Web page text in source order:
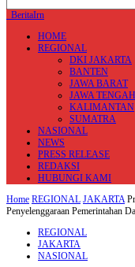
BeritaIrn
HOME
REGIONAL
DKI JAKARTA
BANTEN
JAWA BARAT
JAWA
KALIMANTAN
SUMATRA
NASIONAL
NEWS
PRESS RELEASE
REDAKSI
HUBUNGI KAMI
Home REGIONAL JAKARTA
Penyelenggaraan Pemerintahan
REGIONAL
JAKARTA
NASIONAL